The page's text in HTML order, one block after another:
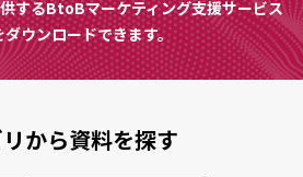
するBtoBマーケティング支援サービス
ダウンロードできます。
から資料を探す